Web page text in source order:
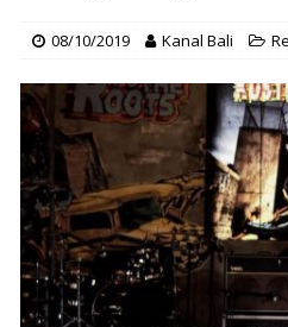
08/10/2019 Kanal Bali